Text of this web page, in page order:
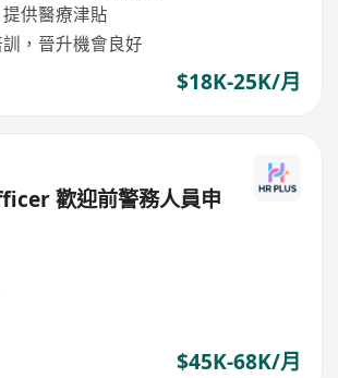
供醫療津貼
，晉升機會良好
$18K-25K/月
歡迎前警務人員申
$45K-68K/月